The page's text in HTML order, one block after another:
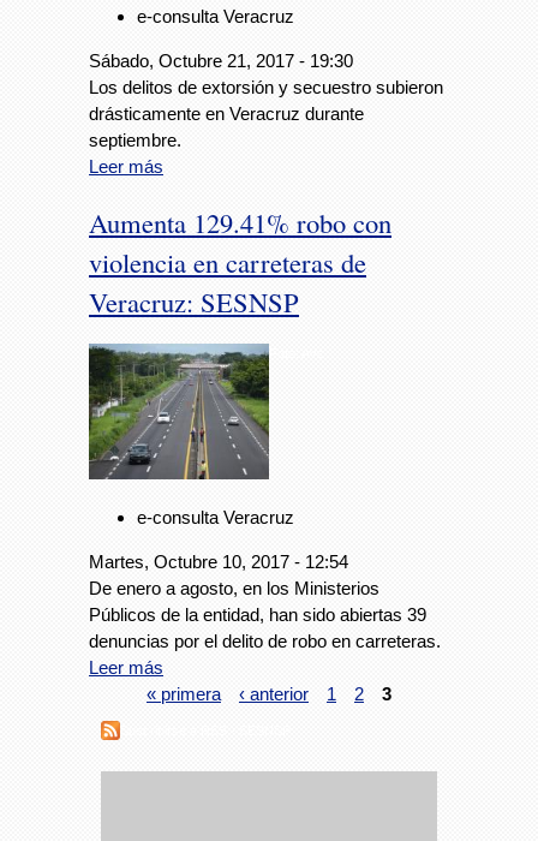
e-consulta Veracruz
Sábado, Octubre 21, 2017 - 19:30
Los delitos de extorsión y secuestro subieron
drásticamente en Veracruz durante
septiembre.
Leer más
Aumenta 129.41% robo con
violencia en carreteras de
Veracruz: SESNSP
e-consulta Veracruz
Martes, Octubre 10, 2017 - 12:54
De enero a agosto, en los Ministerios
Públicos de la entidad, han sido abiertas 39
denuncias por el delito de robo en carreteras.
Leer más
« primera
‹ anterior 1 2 3